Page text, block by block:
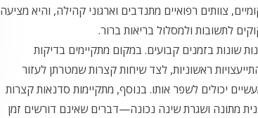
צוותים רפואיים מתנדבים וארגוני קהילה, והיא מציעה
לתשובות ולמסלול בריאות ברור.
שונות בזמנים קבועים. במקום מתקיימים בדיקות
ראשוניות, לצד שיחות קצרות שמטרתן לעזור
יכולים לשפר אותו. בנוסף, מתקיימות סדנאות קצרות
מתונה ושגרת שינה נכונה—דברים שאינם דורשים זמן